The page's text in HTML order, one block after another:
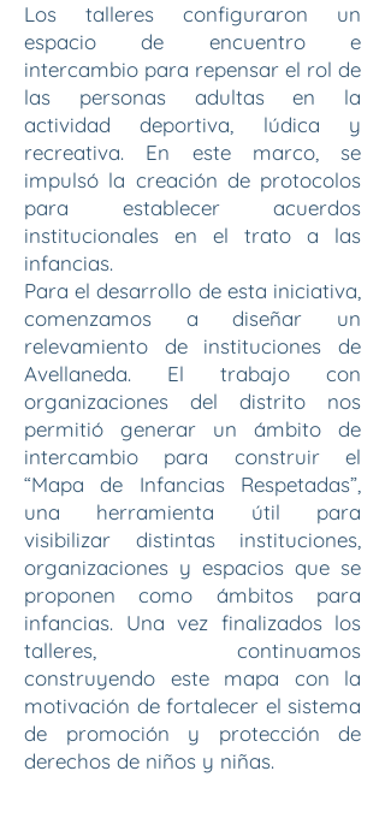
Los talleres configuraron un
espacio de encuentro e
intercambio para repensar el rol de
las personas adultas en la
actividad deportiva, lúdica y
recreativa. En este marco, se
impulsó la creación de protocolos
para establecer acuerdos
institucionales en el trato a las
infancias.
Para el desarrollo de esta iniciativa,
comenzamos a diseñar un
relevamiento de instituciones de
Avellaneda. El trabajo con
organizaciones del distrito nos
permitió generar un ámbito de
intercambio para construir el
“Mapa de Infancias Respetadas”,
una herramienta útil para
visibilizar distintas instituciones,
organizaciones y espacios que se
proponen como ámbitos para
infancias. Una vez finalizados los
talleres, continuamos
construyendo este mapa con la
motivación de fortalecer el sistema
de promoción y protección de
derechos de niños y niñas.